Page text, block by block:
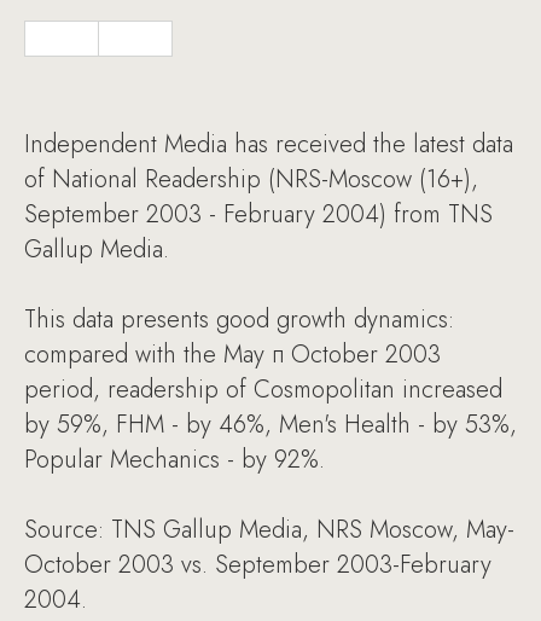
Independent Media has received the latest data
of National Readership (NRS-Moscow (16+),
September 2003 - February 2004) from TNS
Gallup Media.
This data presents good growth dynamics:
compared with the May п October 2003
period, readership of Cosmopolitan increased
by 59%, FHM - by 46%, Men's Health - by 53%,
Popular Mechanics - by 92%.
Source: TNS Gallup Media, NRS Moscow, May-
October 2003 vs. September 2003-February
2004.